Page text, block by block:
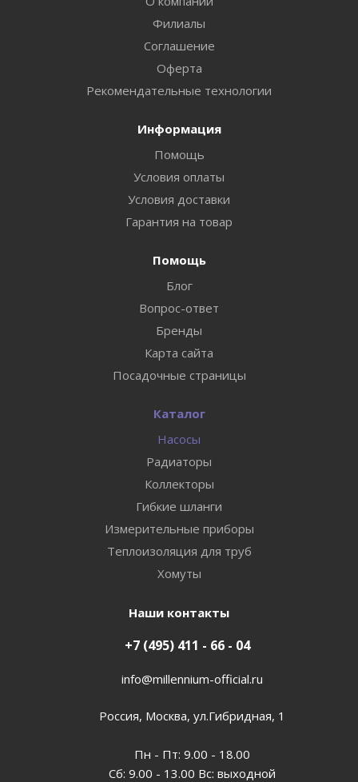
Филиалы
Соглашение
Оферта
Рекомендательные технологии
Информация
Помощь
Условия оплаты
Условия доставки
Гарантия на товар
Помощь
Блог
Вопрос-ответ
Бренды
Карта сайта
Посадочные страницы
Каталог
Насосы
Радиаторы
Коллекторы
Гибкие шланги
Измерительные приборы
Теплоизоляция для труб
Хомуты
Наши контакты
+7 (495) 411 - 66 - 04
info@millennium-official.ru
Россия, Москва, ул.Гибридная, 1
Пн - Пт: 9.00 - 18.00
Сб: 9.00 - 13.00 Вс: выходной